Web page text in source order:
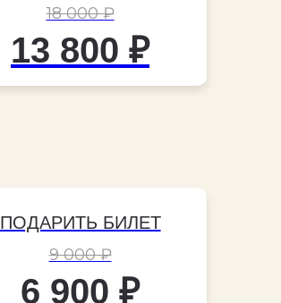
18 000 ₽
13 800 ₽
ПОДАРИТЬ БИЛЕТ
9 000 ₽
6 900 ₽